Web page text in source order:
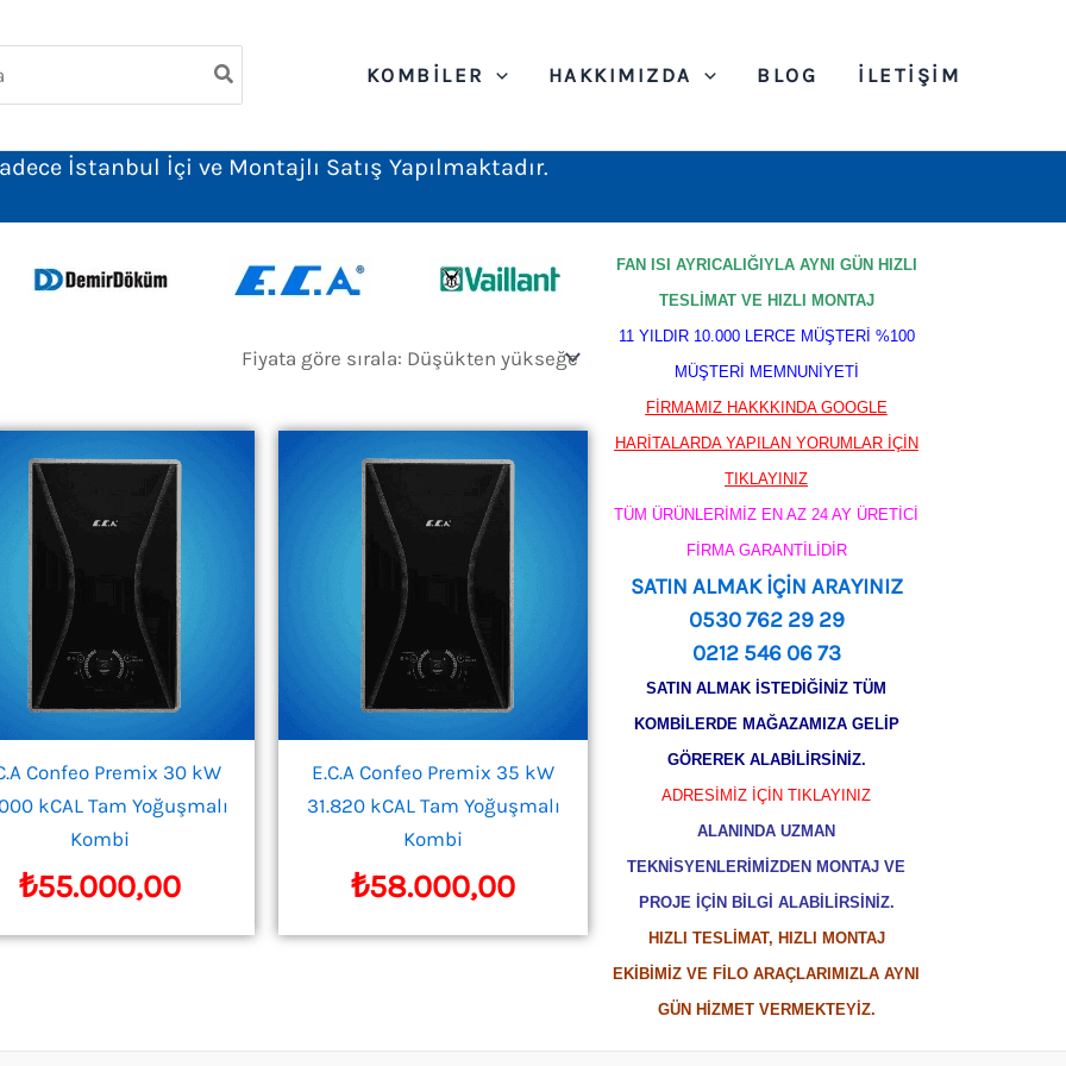
KOMBILER HAKKIMIZDA BLOG İLETIŞIM
İstanbul İçi ve Montajlı Satış Yapılmaktadır.
Confeo Premix 30 kW
kCAL Tam Yoğuşmalı
Kombi
₺55.000,00
E.C.A Confeo Premix 35 kW
31.820 kCAL Tam Yoğuşmalı
Kombi
₺58.000,00
FAN ISI AYRICALIĞIYLA AYNI GÜN HIZLI
TESLİMAT VE HIZLI MONTAJ
11 YILDIR 10.000 LERCE MÜŞTERİ %100
MÜŞTERİ MEMNUNİYETİ
FİRMAMIZ HAKKKINDA GOOGLE
HARİTALARDA YAPILAN YORUMLAR İÇİN
TIKLAYINIZ
TÜM ÜRÜNLERİMİZ EN AZ 24 AY ÜRETİCİ
FİRMA GARANTİLİDİR
SATIN ALMAK İÇİN ARAYINIZ
0530 762 29 29
0212 546 06 73
SATIN ALMAK İSTEDİĞİNİZ TÜM
KOMBİLERDE MAĞAZAMIZA GELİP
GÖREREK ALABİLİRSİNİZ.
ADRESİMİZ İÇİN TIKLAYINIZ
ALANINDA UZMAN
TEKNİSYENLERİMİZDEN MONTAJ VE
PROJE İÇİN BİLGİ ALABİLİRSİNİZ.
HIZLI TESLİMAT, HIZLI MONTAJ
EKİBİMİZ VE FİLO ARAÇLARIMIZLA AYNI
GÜN HİZMET VERMEKTEYİZ.